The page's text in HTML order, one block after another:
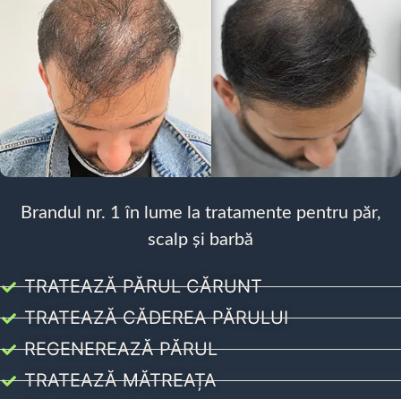
Brandul nr. 1 în lume la tratamente pentru păr,
scalp și barbă
TRATEAZĂ PĂRUL CĂRUNT
TRATEAZĂ CĂDEREA PĂRULUI
REGENEREAZĂ PĂRUL
TRATEAZĂ MĂTREAȚA